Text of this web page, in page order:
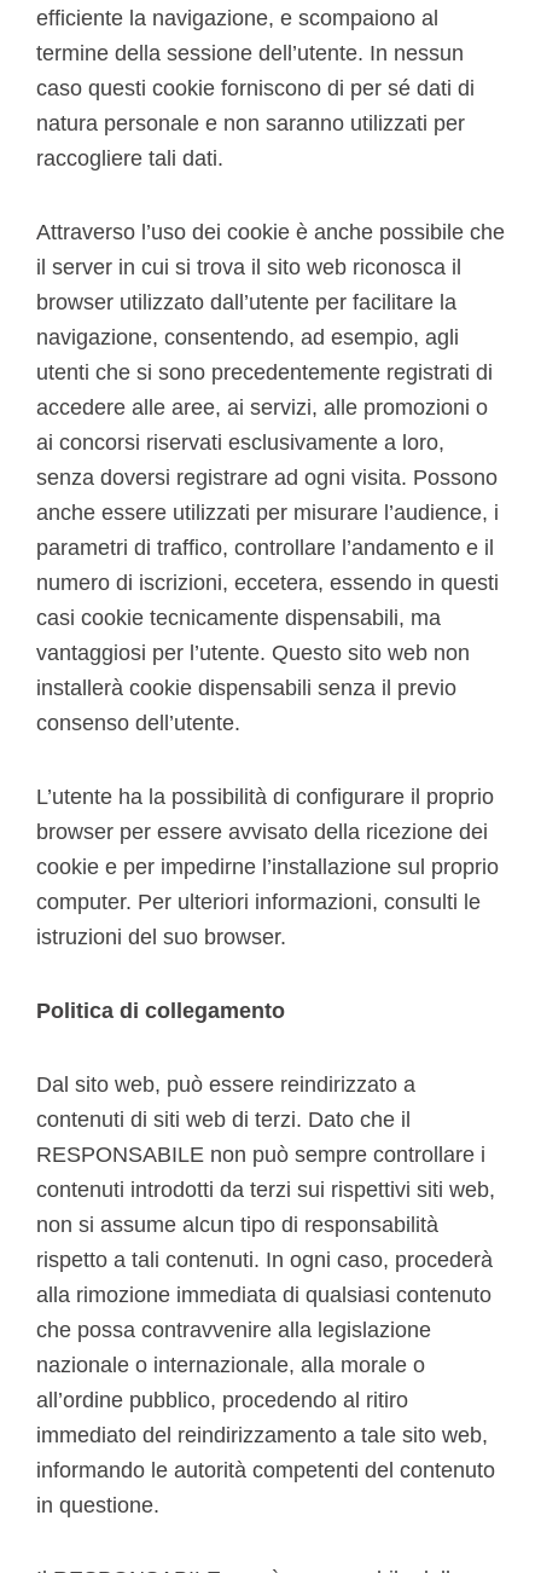
efficiente la navigazione, e scompaiono al
termine della sessione dell’utente. In nessun
caso questi cookie forniscono di per sé dati di
natura personale e non saranno utilizzati per
raccogliere tali dati.
Attraverso l’uso dei cookie è anche possibile che
il server in cui si trova il sito web riconosca il
browser utilizzato dall’utente per facilitare la
navigazione, consentendo, ad esempio, agli
utenti che si sono precedentemente registrati di
accedere alle aree, ai servizi, alle promozioni o
ai concorsi riservati esclusivamente a loro,
senza doversi registrare ad ogni visita. Possono
anche essere utilizzati per misurare l’audience, i
parametri di traffico, controllare l’andamento e il
numero di iscrizioni, eccetera, essendo in questi
casi cookie tecnicamente dispensabili, ma
vantaggiosi per l’utente. Questo sito web non
installerà cookie dispensabili senza il previo
consenso dell’utente.
L’utente ha la possibilità di configurare il proprio
browser per essere avvisato della ricezione dei
cookie e per impedirne l’installazione sul proprio
computer. Per ulteriori informazioni, consulti le
istruzioni del suo browser.
Politica di collegamento
Dal sito web, può essere reindirizzato a
contenuti di siti web di terzi. Dato che il
RESPONSABILE non può sempre controllare i
contenuti introdotti da terzi sui rispettivi siti web,
non si assume alcun tipo di responsabilità
rispetto a tali contenuti. In ogni caso, procederà
alla rimozione immediata di qualsiasi contenuto
che possa contravvenire alla legislazione
nazionale o internazionale, alla morale o
all’ordine pubblico, procedendo al ritiro
immediato del reindirizzamento a tale sito web,
informando le autorità competenti del contenuto
in questione.